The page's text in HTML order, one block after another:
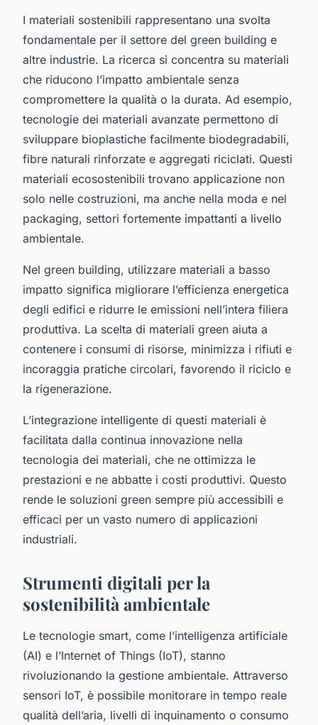
I materiali sostenibili rappresentano una svolta
fondamentale per il settore del green building e
altre industrie. La ricerca si concentra su materiali
che riducono l’impatto ambientale senza
compromettere la qualità o la durata. Ad esempio,
tecnologie dei materiali avanzate permettono di
sviluppare bioplastiche facilmente biodegradabili,
fibre naturali rinforzate e aggregati riciclati. Questi
materiali ecosostenibili trovano applicazione non
solo nelle costruzioni, ma anche nella moda e nel
packaging, settori fortemente impattanti a livello
ambientale.
Nel green building, utilizzare materiali a basso
impatto significa migliorare l’efficienza energetica
degli edifici e ridurre le emissioni nell’intera filiera
produttiva. La scelta di materiali green aiuta a
contenere i consumi di risorse, minimizza i rifiuti e
incoraggia pratiche circolari, favorendo il riciclo e
la rigenerazione.
L’integrazione intelligente di questi materiali è
facilitata dalla continua innovazione nella
tecnologia dei materiali, che ne ottimizza le
prestazioni e ne abbatte i costi produttivi. Questo
rende le soluzioni green sempre più accessibili e
efficaci per un vasto numero di applicazioni
industriali.
Strumenti digitali per la
sostenibilità ambientale
Le tecnologie smart, come l’intelligenza artificiale
(AI) e l’Internet of Things (IoT), stanno
rivoluzionando la gestione ambientale. Attraverso
sensori IoT, è possibile monitorare in tempo reale
qualità dell’aria, livelli di inquinamento o consumo